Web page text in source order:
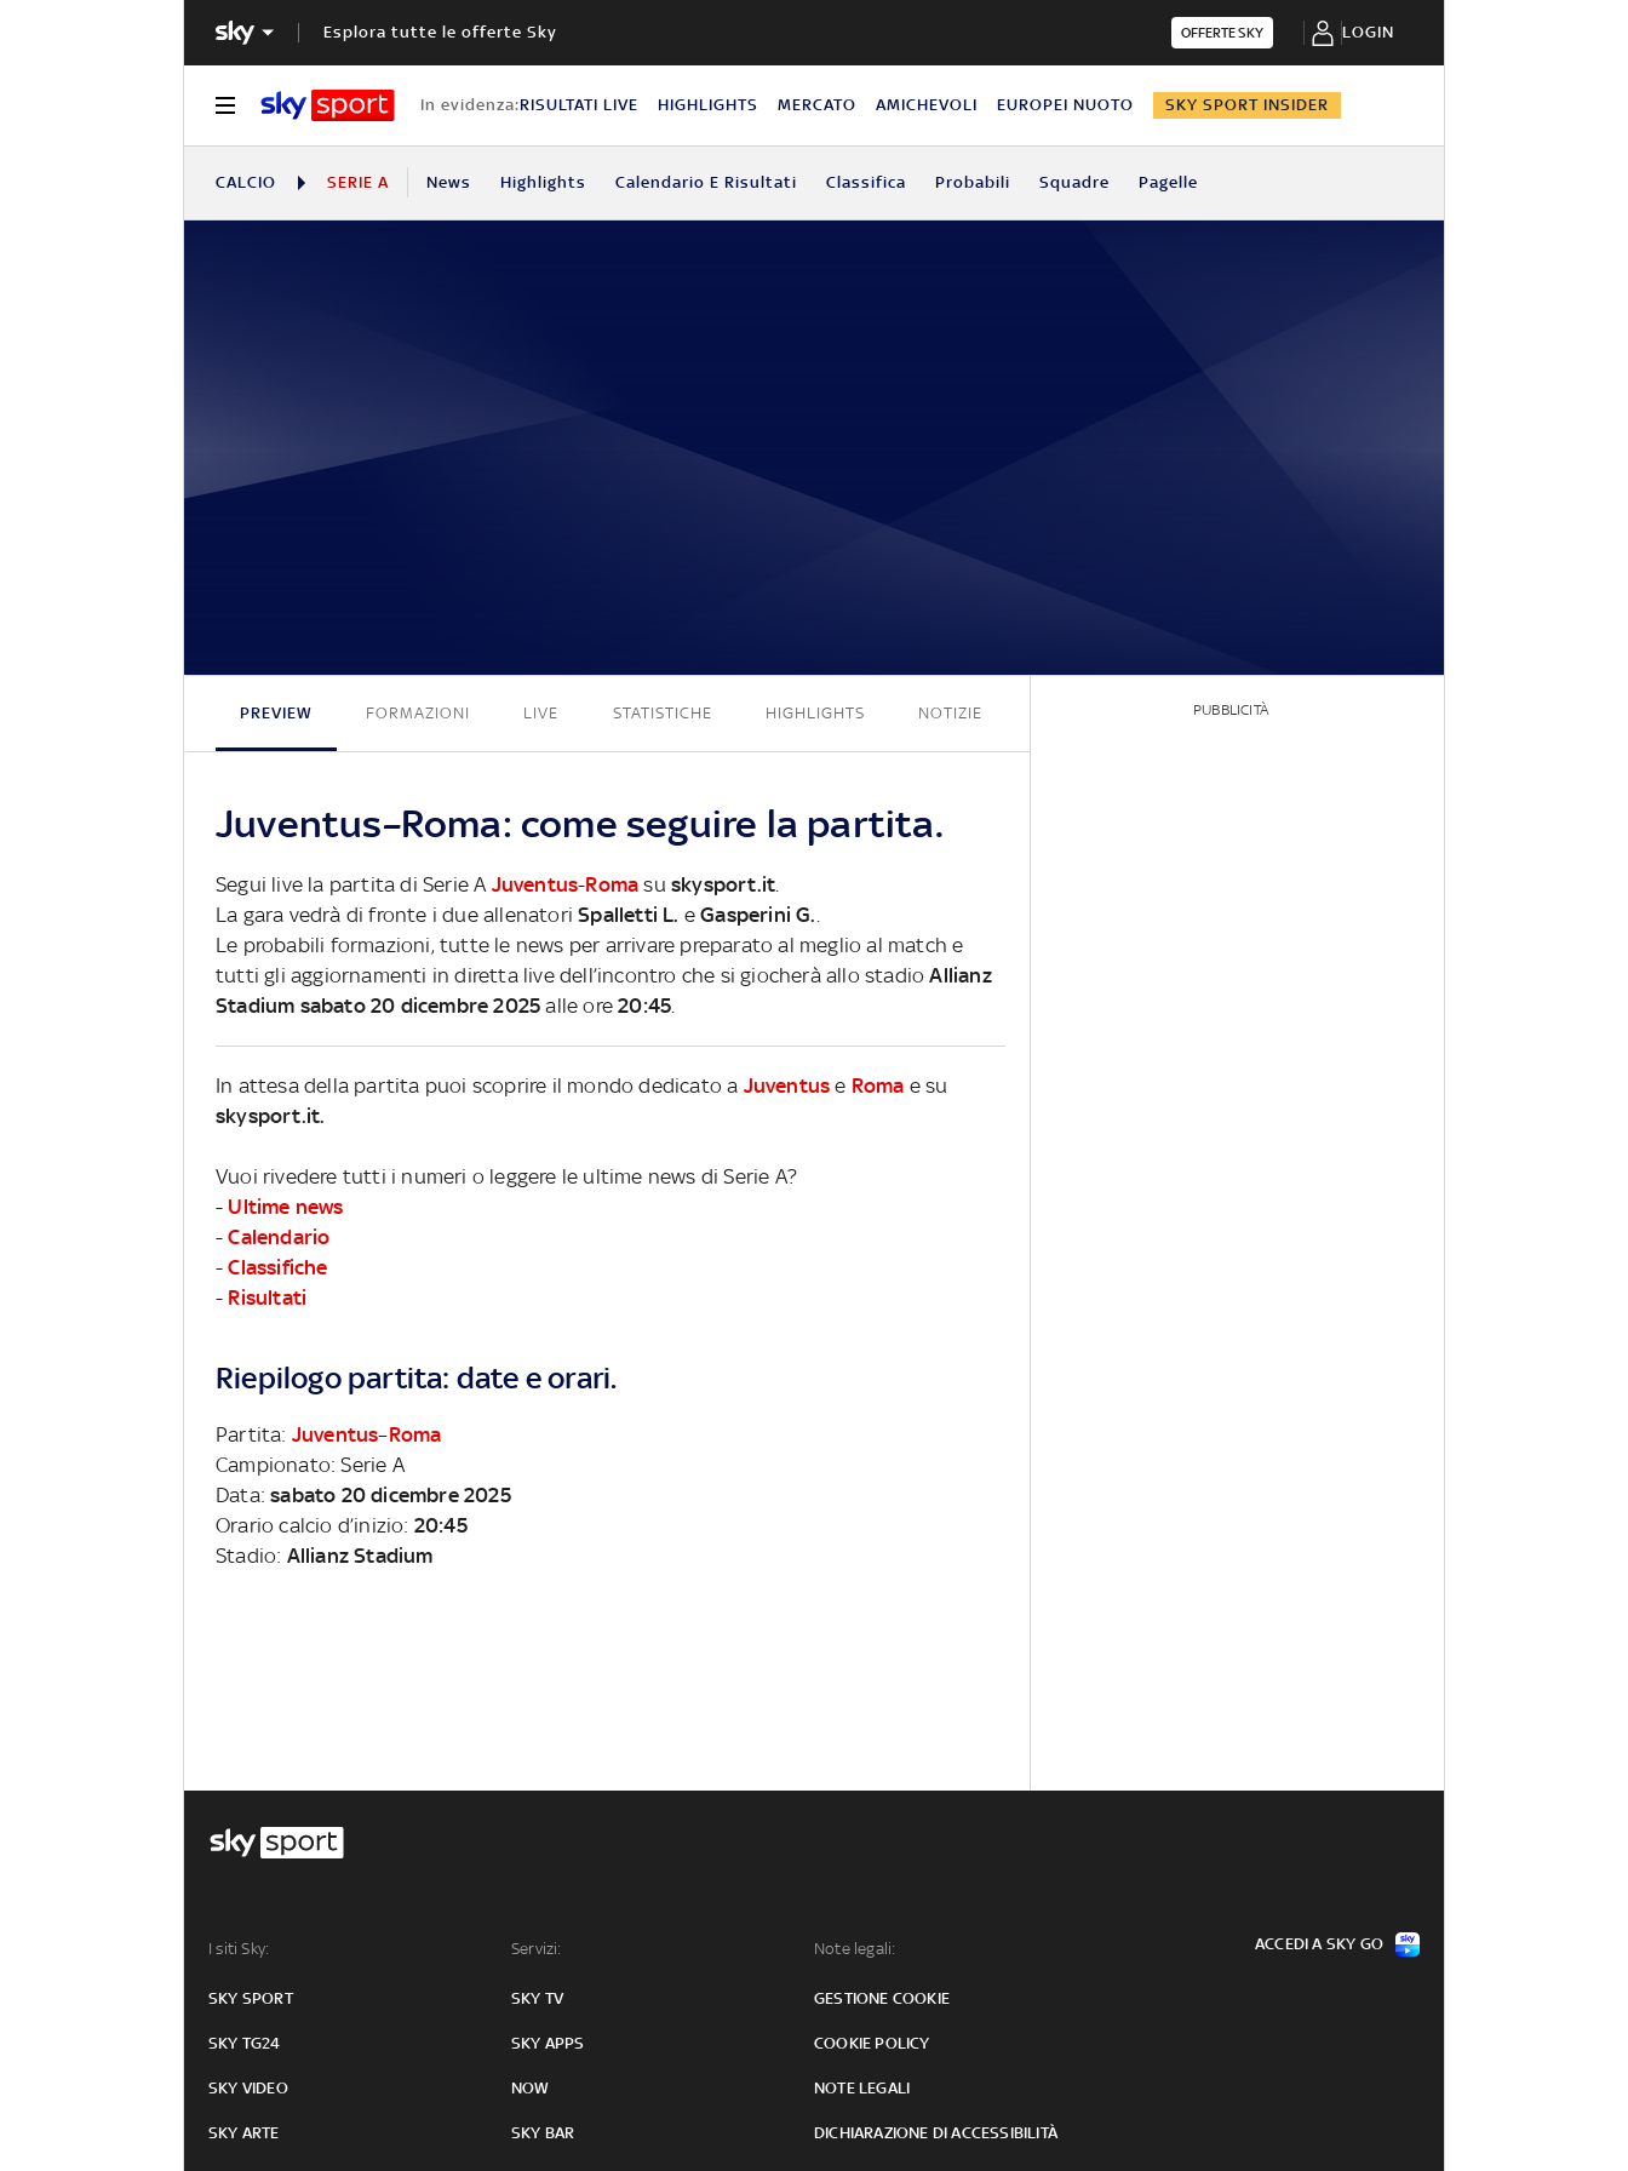
Esplora tutte le offerte Sky OFFERTE SKY LOGIN
In evidenza:RISULTATI LIVE HIGHLIGHTS MERCATO AMICHEVOLI EUROPEI NUOTO SKY SPORT INSIDER
CALCIO SERIE A News Highlights Calendario E Risultati Classifica Probabili Squadre Pagelle
PREVIEW FORMAZIONI LIVE STATISTICHE HIGHLIGHTS NOTIZIE
Juventus–Roma: come seguire la partita.
Segui live la partita di Serie A Juventus-Roma suskysport.it
La gara vedrà di fronte i due allenatoriSpalletti L. eGasperini G.
Le probabili formazioni, tutte le news per arrivare preparato al meglio al match e
tutti gli aggiornamenti in diretta live dell’incontro che si giocherà allo stadioAllianz
Stadium sabato 20 dicembre 2025 alle ore20:45
In attesa della partita puoi scoprire il mondo dedicato a Juventus e Roma e su
skysport.it.
Vuoi rivedere tutti i numeri o leggere le ultime news di Serie A?
- Ultime news
-Calendario
-Classifiche
- Risultati
Riepilogo partita: date e orari.
Partita: Juventus–Roma
Campionato: Serie A
Data:sabato 20 dicembre 2025
Orario calcio d’inizio: 20:45
Stadio: Allianz Stadium
PUBBLICITÀ
I siti Sky:
SKY SPORT
SKY TG24
SKY VIDEO
SKY ARTE
Servizi:
SKY TV
SKY APPS
NOW
SKY BAR
Note legali:
GESTIONE COOKIE
COOKIE POLICY
NOTE LEGALI
DICHIARAZIONE DI ACCESSIBILITÀ
ACCEDI A SKY GO